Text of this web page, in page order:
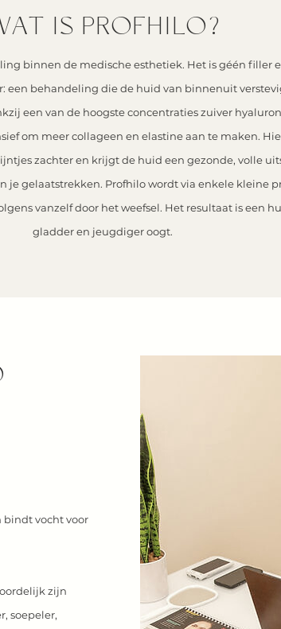
IS PROFHILO?
binnen de medische esthetiek. Het is géén filler
een behandeling die de huid van binnenuit
een van de hoogste concentraties zuiver
om meer collageen en elastine aan te maken.
zachter en krijgt de huid een gezonde, volle
je gelaatstrekken. Profhilo wordt via enkele kleine
vanzelf door het weefsel. Het resultaat is een
gladder en jeugdiger oogt.
bindt vocht voor
zijn
soepeler,